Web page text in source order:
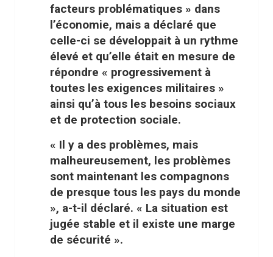
facteurs problématiques » dans
l’économie, mais a déclaré que
celle-ci se développait à un rythme
élevé et qu’elle était en mesure de
répondre « progressivement à
toutes les exigences militaires »
ainsi qu’à tous les besoins sociaux
et de protection sociale.
« Il y a des problèmes, mais
malheureusement, les problèmes
sont maintenant les compagnons
de presque tous les pays du monde
», a-t-il déclaré. « La situation est
jugée stable et il existe une marge
de sécurité ».